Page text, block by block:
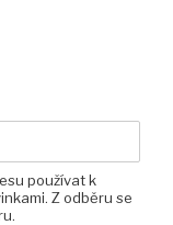
používat k
Z odběru se